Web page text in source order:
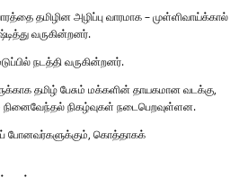
தமிழின அழிப்பு வாரமாக – முள்ளிவாய்க்கால்
வருகின்றனர்.
நடத்தி வருகின்றனர்.
தமிழ் பேசும் மக்களின் தாயகமான வடக்கு,
நினைவேந்தல் நிகழ்வுகள் நடைபெறவுள்ளன.
போனவர்களுக்கும், கொத்தாகக்
2009 – பாகம்- 01 நூல் வெளியீடு-
படங்கள்.